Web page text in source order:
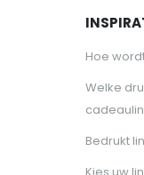
Hoe
Welke
Bedrukt